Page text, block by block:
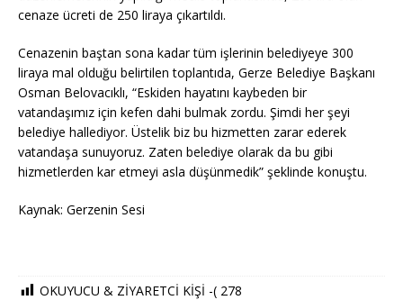
cenaze ücreti de 250 liraya çıkartıldı.
Cenazenin baştan sona kadar tüm işlerinin belediyeye 300
liraya mal olduğu belirtilen toplantıda, Gerze Belediye Başkanı
Osman Belovacıklı, “Eskiden hayatını kaybeden bir
vatandaşımız için kefen dahi bulmak zordu. Şimdi her şeyi
belediye hallediyor. Üstelik biz bu hizmetten zarar ederek
vatandaşa sunuyoruz. Zaten belediye olarak da bu gibi
hizmetlerden kar etmeyi asla düşünmedik” şeklinde konuştu.
Kaynak: Gerzenin Sesi
OKUYUCU & ZİYARETCİ KİŞİ -( 278